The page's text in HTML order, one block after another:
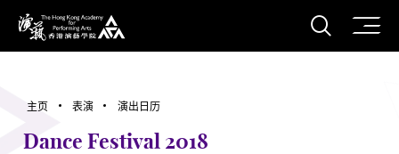
香港演艺学院
打开
主页 表演 演出日历
Dance Festival 2018